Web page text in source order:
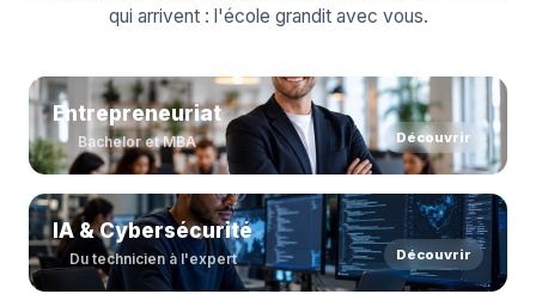
qui arrivent : l'école grandit avec vous.
Entrepreneuriat
Bachelor et MBA Découvrir
IA & Cybersécurité
Du technicien à l'expert Découvrir